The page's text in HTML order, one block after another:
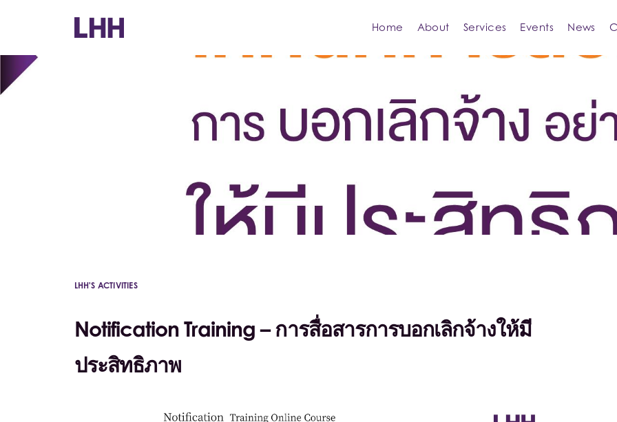
Home About Services Events News
LHH'S ACTIVITIES
Notification Training – การสื่อสารการบอกเลิกจ้างให้มี
ประสิทธิภาพ